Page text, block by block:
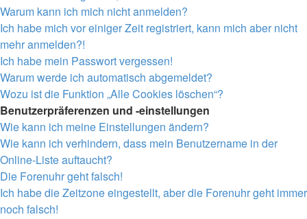
Warum kann ich mich nicht anmelden?
Ich habe mich vor einiger Zeit registriert, kann mich aber nicht
mehr anmelden?!
Ich habe mein Passwort vergessen!
Warum werde ich automatisch abgemeldet?
Wozu ist die Funktion „Alle Cookies löschen“?
Benutzerpräferenzen und -einstellungen
Wie kann ich meine Einstellungen ändern?
Wie kann ich verhindern, dass mein Benutzername in der
Online-Liste auftaucht?
Die Forenuhr geht falsch!
Ich habe die Zeitzone eingestellt, aber die Forenuhr geht immer
noch falsch!